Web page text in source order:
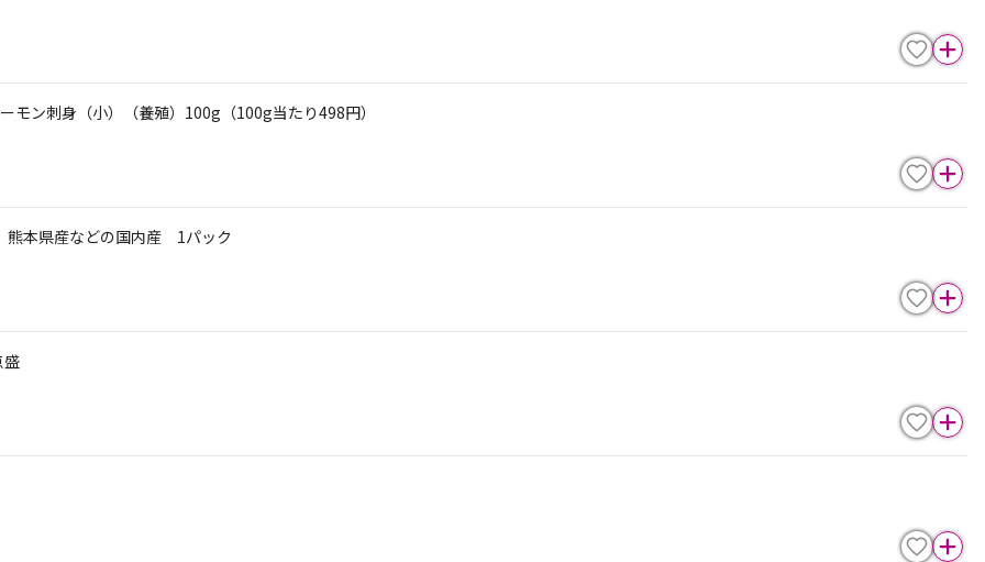
モン刺身（小）（養殖）100g（100g当たり498円）
熊本県産などの国内産 1パック
盛